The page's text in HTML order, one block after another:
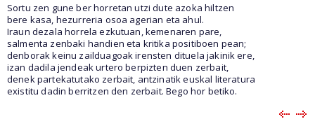
Sortu zen gune ber horretan utzi dute azoka hiltzen
bere kasa, hezurreria osoa agerian eta ahul.
Iraun dezala horrela ezkutuan, kemenaren pare,
salmenta zenbaki handien eta kritika positiboen pean;
denborak keinu zailduagoak irensten dituela jakinik ere,
izan dadila jendeak urtero berpizten duen zerbait,
denek partekatutako zerbait, antzinatik euskal literatura
existitu dadin berritzen den zerbait. Bego hor betiko.